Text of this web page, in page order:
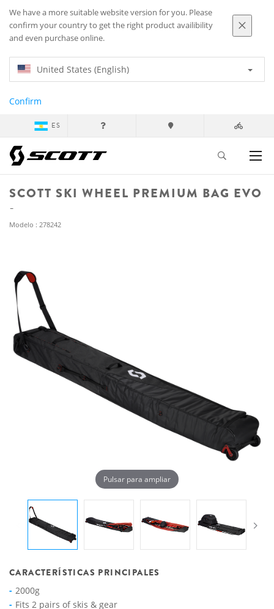
We have a more suitable website version for you. Please
confirm your country to get the right product availibility
and even purchase online.
United States (English)
Confirm
ES
SCOTT SKI WHEEL PREMIUM BAG EVO
Modelo : 278242
Pulsar para ampliar
CARACTERÍSTICAS PRINCIPALES
2000g
Fits 2 pairs of skis & gear